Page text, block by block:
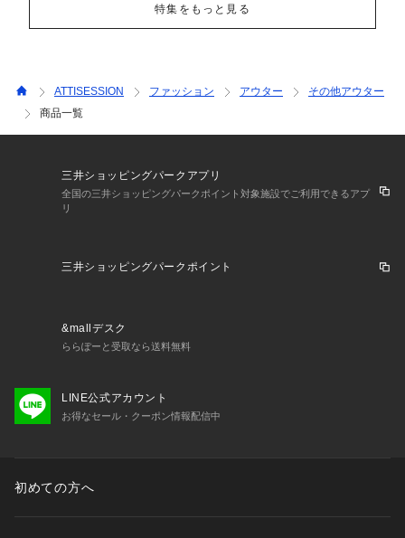
特集をもっと見る
ATTISESSION ファッション アウター
その他アウター
商品一覧
三井ショッピングパークアプリ
全国の三井ショッピングパークポイント対象施設でご利用できるアプ
リ
三井ショッピングパークポイント
&mallデスク
ららぽーと受取なら送料無料
LINE公式アカウント
お得なセール・クーポン情報配信中
初めての方へ